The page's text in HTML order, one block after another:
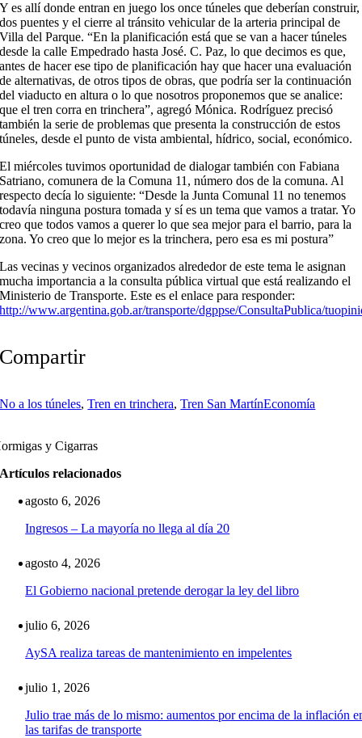
Y es allí donde entran en juego los once túneles que deberían construir,
dos puentes y el cierre al tránsito vehicular de la arteria principal de
Villa del Parque. “En la planificación está que se van a hacer túneles
desde la calle Empedrado hasta José. C. Paz, lo que decimos es que,
antes de hacer ese tipo de planificación hay que hacer una evaluación
de alternativas, de otros tipos de obras, que podría ser la continuación
del viaducto en altura o lo que nosotros proponemos que se analice:
que el tren corra en trinchera”, agregó Mónica. Rodríguez precisó
también la serie de problemas que presenta la construcción de estos
túneles, desde el punto de vista ambiental, hídrico, social, económico.
El miércoles tuvimos oportunidad de dialogar también con Fabiana
Satriano, comunera de la Comuna 11, número dos de la comuna. Al
respecto decía lo siguiente: “Desde la Junta Comunal 11 no tenemos
todavía ninguna postura tomada y sí es un tema que vamos a tratar. Yo
creo que todos vamos a querer lo que sea mejor para el barrio, para la
zona. Yo creo que lo mejor es la trinchera, pero esa es mi postura”
Las vecinas y vecinos organizados alrededor de este tema le asignan
mucha importancia a la consulta pública virtual que está realizando el
Ministerio de Transporte. Este es el enlace para responder:
http://www.argentina.gob.ar/transporte/dgppse/ConsultaPublica/
Compartir
No a los túneles,Tren en trinchera,Tren San MartínEconomía
y Cigarras
Artículos relacionados
agosto 6, 2026
Ingresos – La mayoría no llega al día 20
agosto 4, 2026
El Gobierno nacional pretende derogar la ley del libro
julio 6, 2026
AySA realiza tareas de mantenimiento en impelentes
julio 1, 2026
Julio trae más de lo mismo: aumentos por encima de la inflación
las tarifas de transporte